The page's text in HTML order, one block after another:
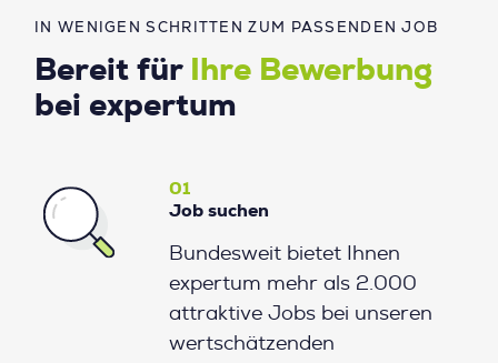
IN WENIGEN SCHRITTEN ZUM PASSENDEN JOB
Bereit für
Ihre Bewerbung
bei expertum
01
Job suchen
Bundesweit bietet Ihnen
expertum mehr als 2.000
attraktive Jobs bei unseren
wertschätzenden